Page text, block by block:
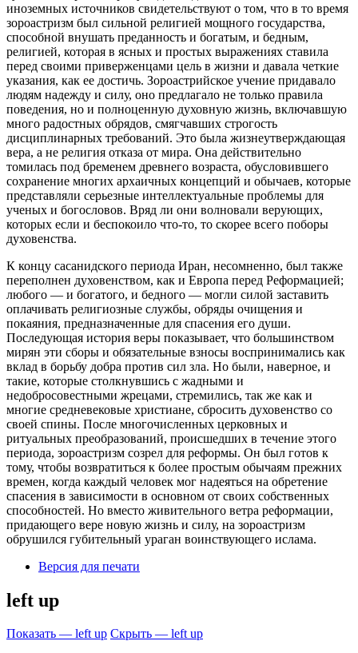
иноземных источников свидетельствуют о том, что в то время
зороастризм был сильной религией мощного государства,
способной внушать преданность и богатым, и бедным,
религией, которая в ясных и простых выражениях ставила
перед своими приверженцами цель в жизни и давала четкие
указания, как ее достичь. Зороастрийcкое учение придавало
людям надежду и силу, оно предлагало не только правила
поведения, но и полноценную духовную жизнь, включавшую
много радостных обрядов, смягчавших строгость
дисциплинарных требований. Это была жизнеутверждающая
вера, а не религия отказа от мира. Она действительно
томилась под бременем древнего возраста, обусловившего
сохранение многих архаичных концепций и обычаев, которые
представляли серьезные интеллектуальные проблемы для
ученых и богословов. Вряд ли они волновали верующих,
которых если и беспокоило что-то, то скорее всего поборы
духовенства.
К концу сасанидского периода Иран, несомненно, был также
переполнен духовенством, как и Европа перед Реформацией;
любого — и богатого, и бедного — могли силой заставить
оплачивать религиозные службы, обряды очищения и
покаяния, предназначенные для спасения его души.
Последующая история веры показывает, что большинством
мирян эти сборы и обязательные взносы воспринимались как
вклад в борьбу добра против сил зла. Но были, наверное, и
такие, которые столкнувшись с жадными и
недобросовестными жрецами, стремились, так же как и
многие средневековые христиане, сбросить духовенство со
своей спины. После многочисленных церковных и
ритуальных преобразований, происшедших в течение этого
периода, зороастризм созрел для реформы. Он был готов к
тому, чтобы возвратиться к более простым обычаям прежних
времен, когда каждый человек мог надеяться на обретение
спасения в зависимости в основном от своих собственных
способностей. Но вместо живительного ветра реформации,
придающего вере новую жизнь и силу, на зороастризм
обрушился губительный ураган воинствующего ислама.
Версия для печати
left up
Показать — left up Скрыть — left up